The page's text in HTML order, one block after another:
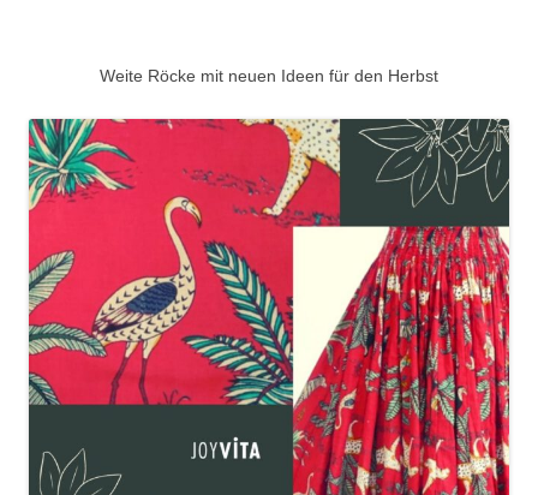
Weite Röcke mit neuen Ideen für den Herbst